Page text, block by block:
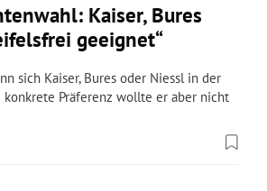
Kaiser, Bures
geeignet“
sich Kaiser, Bures oder Niessl in der
konkrete Präferenz wollte er aber nicht